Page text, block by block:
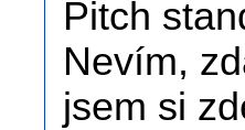
Pitch
Nevím,
jsem si